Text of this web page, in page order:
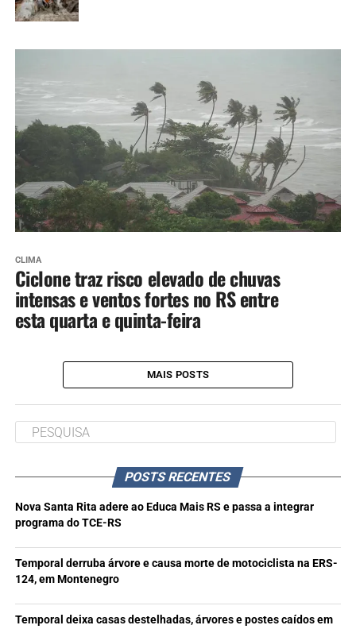
CLIMA
Ciclone traz risco elevado de chuvas
intensas e ventos fortes no RS entre
esta quarta e quinta-feira
MAIS POSTS
POSTS RECENTES
Nova Santa Rita adere ao Educa Mais RS e passa a integrar
programa do TCE-RS
Temporal derruba árvore e causa morte de motociclista na ERS-
124, em Montenegro
Temporal deixa casas destelhadas, árvores e postes caídos em